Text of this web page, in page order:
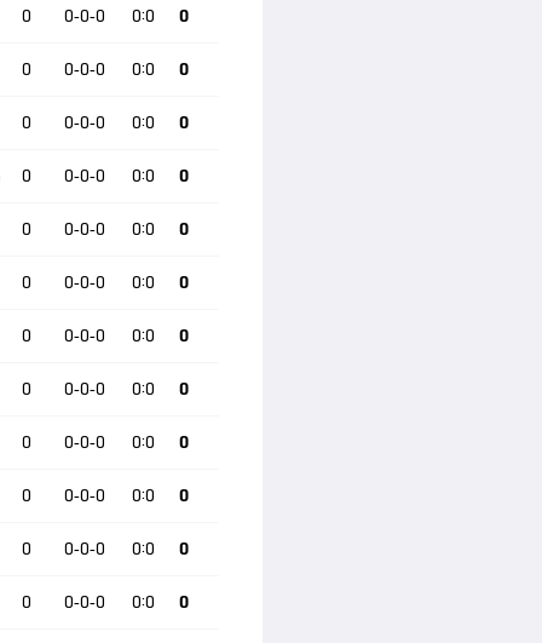
0 0-0-0 0:0 0
0 0-0-0 0:0 0
0 0-0-0 0:0 0
0 0-0-0 0:0 0
0 0-0-0 0:0 0
0 0-0-0 0:0 0
0 0-0-0 0:0 0
0 0-0-0 0:0 0
0 0-0-0 0:0 0
0 0-0-0 0:0 0
0 0-0-0 0:0 0
0 0-0-0 0:0 0